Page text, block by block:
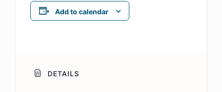
Add to calendar
DETAILS